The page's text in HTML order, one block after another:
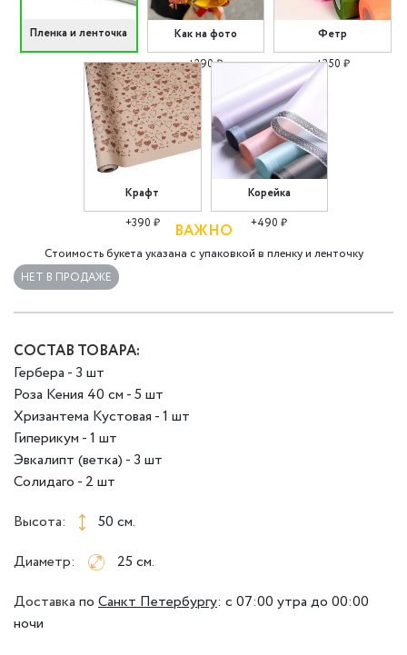
Пленка и ленточка
Как на фото
+290 ₽
Фетр
+350 ₽
Крафт
+390 ₽
Корейка
+490 ₽
ВАЖНО
Стоимость букета указана с упаковкой в пленку и ленточку
НЕТ В ПРОДАЖЕ
СОСТАВ ТОВАРА:
Гербера - 3 шт
Роза Кения 40 см - 5 шт
Хризантема Кустовая - 1 шт
Гиперикум - 1 шт
Эвкалипт (ветка) - 3 шт
Солидаго - 2 шт
Высота:
50 см.
Диаметр:
25 см.
Доставка по Санкт Петербургу: с 07:00 утра до 00:00
ночи